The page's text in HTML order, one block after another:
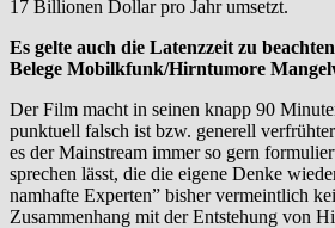
17 Billionen Dollar pro Jahr umsetzt.
Es gelte auch die Latenzzeit zu
Belege Mobilkfunk/Hirntumore
Der Film macht in seinen knapp 90
punktuell falsch ist bzw. generell
es der Mainstream immer so gern
sprechen lässt, die die eigene Denke
namhafte Experten” bisher vermeintlich
Zusammenhang mit der Entstehung von